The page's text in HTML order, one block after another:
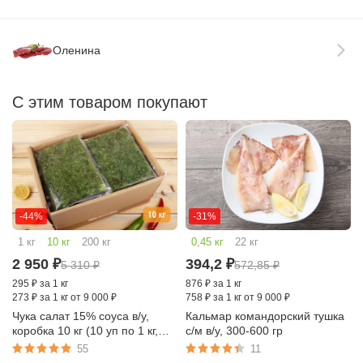
Оленина
С этим товаром покупают
-44%
1 кг 10 кг 200 кг
2 950 ₽5 310₽
295 ₽ за 1 кг
273 ₽ за 1 кг от 9 000 ₽
Чука салат 15% соуса в/у,
коробка 10 кг (10 уп по 1 кг,
Китай)
55
-31%
0,45 кг 22 кг
394,2 ₽572,85₽
876 ₽ за 1 кг
758 ₽ за 1 кг от 9 000 ₽
Кальмар командорский тушка
с/м в/у, 300-600 гр
11